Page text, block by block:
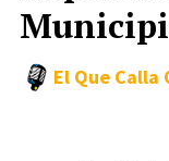
El Que Calla